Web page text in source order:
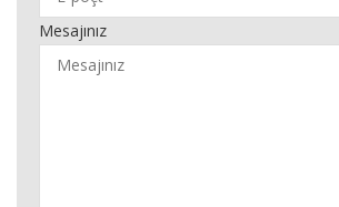
Mesajınız